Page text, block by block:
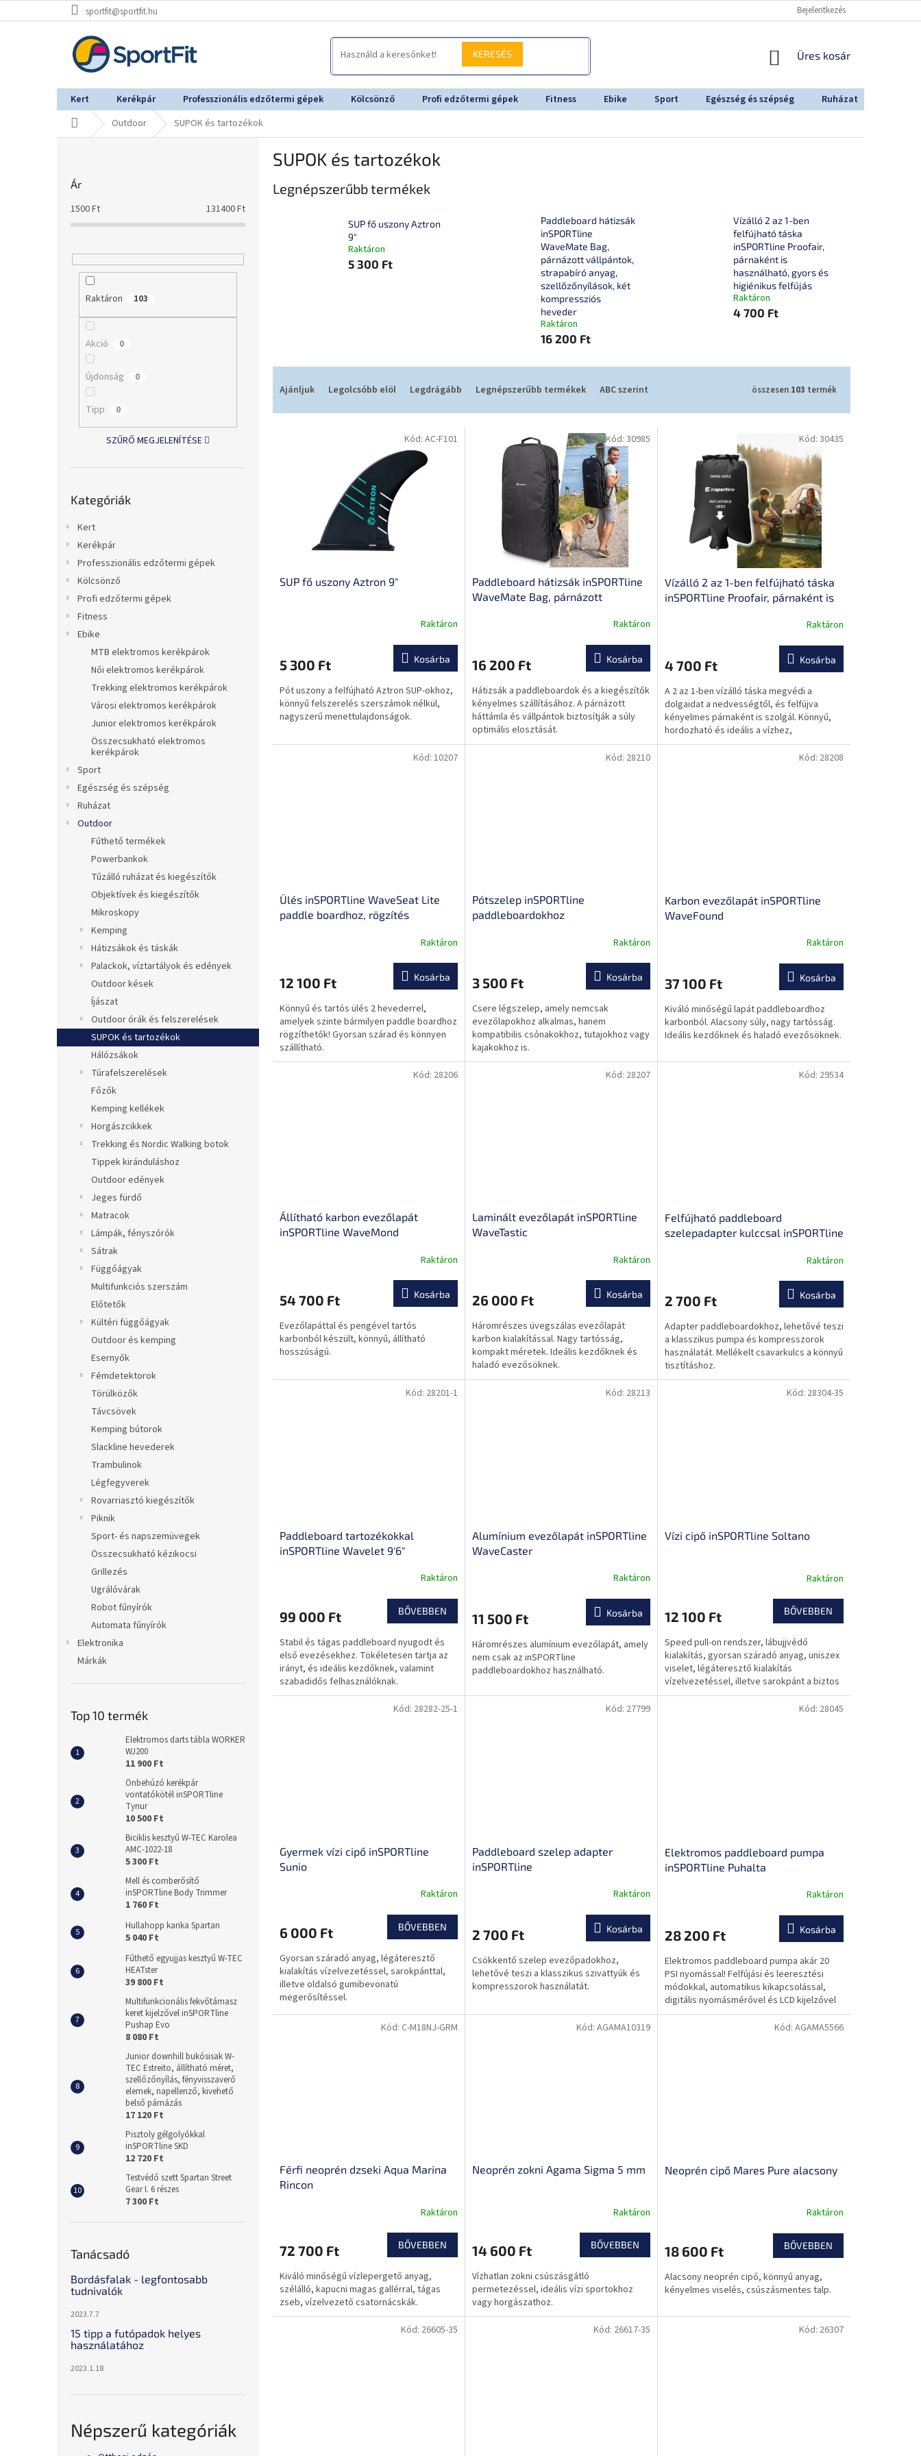
a
sportfit@sportfit.hu Bejelentkezés
KERESÉS KOSÁR
Üres kosár
Kert Kerékpár Professzionális edzőtermi gépek Kölcsönző Profi edzőtermi gépek Fitness Ebike Sport Egészség és szépség Ruházat
KezdőlapOutdoor SUPOK és tartozékok
Ár
1500Ft 131400Ft
Raktáron 103
Akció 0
Újdonság 0
Tipp 0
SZŰRŐ MEGJELENÍTÉSE
átugrása
Kategóriák
Kert
Kerékpár
Professzionális edzőtermi gépek
Kölcsönző
Profi edzőtermi gépek
Fitness
Ebike
MTB elektromos kerékpárok
Női elektromos kerékpárok
Trekking elektromos kerékpárok
Városi elektromos kerékpárok
Junior elektromos kerékpárok
Összecsukható elektromos
kerékpárok
Sport
Egészség és szépség
Ruházat
Outdoor
Fűthető termékek
Powerbankok
Tűzálló ruházat és kiegészítők
Objektívek és kiegészítők
Mikroskopy
Kemping
Hátizsákok és táskák
Palackok, víztartályok és edények
Outdoor kések
Íjászat
Outdoor órák és felszerelések
SUPOK és tartozékok
Hálózsákok
Túrafelszerelések
Főzők
Kemping kellékek
Horgászcikkek
Trekking és Nordic Walking botok
Tippek kiránduláshoz
Outdoor edények
Jeges fürdő
Matracok
Lámpák, fényszórók
Sátrak
Függőágyak
Multifunkciós szerszám
Előtetők
Kültéri függőágyak
Outdoor és kemping
Esernyők
Fémdetektorok
Törülközők
Távcsövek
Kemping bútorok
Slackline hevederek
Trambulinok
Légfegyverek
Rovarriasztó kiegészítők
Piknik
Sport- és napszemüvegek
Összecsukható kézikocsi
Grillezés
Ugrálóvárak
Robot fűnyírók
Automata fűnyírók
Elektronika
Márkák
Top 10 termék
Elektromos darts tábla WORKER
WJ200
11 900 Ft
Önbehúzó kerékpár
vontatókötél inSPORTline
Tynur
10 500 Ft
Biciklis kesztyű W-TEC Karolea
AMC-1022-18
5 300 Ft
Mell és comberősítő
inSPORTline Body Trimmer
1 760 Ft
Hullahopp karika Spartan
5 040 Ft
Fűthető egyujjas kesztyű W-TEC
HEATster
39 800 Ft
Multifunkcionális fekvőtámasz
keret kijelzővel inSPORTline
Pushap Evo
8 080 Ft
Junior downhill bukósisak W-
TEC Estreito, állítható méret,
szellőzőnyílás, fényvisszaverő
elemek, napellenző, kivehető
belső párnázás
17 120 Ft
Pisztoly gélgolyókkal
inSPORTline SKD
12 720 Ft
Testvédő szett Spartan Street
Gear I. 6 részes
7 300 Ft
Tanácsadó
Bordásfalak - legfontosabb
tudnivalók
2023.7.7
15 tipp a futópadok helyes
használatához
2023.1.18
Népszerű kategóriák
SUPOK és tartozékok
Legnépszerűbb termékek
SUP fő uszony Aztron
9"
Raktáron
5 300 Ft
Paddleboard hátizsák
inSPORTline
WaveMate Bag,
párnázott vállpántok,
strapabíró anyag,
szellőzőnyílások, két
kompressziós
heveder
Raktáron
16 200 Ft
Vízálló 2 az 1-ben
felfújható táska
inSPORTline Proofair,
párnaként is
használható, gyors és
higiénikus felfújás
Raktáron
4 700 Ft
Ajánljuk Legolcsóbb elöl Legdrágább Legnépszerűbb termékek ABC szerint összesen 103 termék
SUP fő uszony Aztron 9"
Raktáron
5 300 Ft Kosárba
Pót uszony a felfújható Aztron SUP-okhoz,
könnyű felszerelés szerszámok nélkül,
nagyszerű menettulajdonságok.
Kód: AC-F101
Paddleboard hátizsák inSPORTline
WaveMate Bag, párnázott
szellőzőnyílások, két kompressziós
Raktáron
16 200 Ft Kosárba
Hátizsák a paddleboardok és a kiegészítők
kényelmes szállításához. A párnázott
háttámla és vállpántok biztosítják a súly
optimális elosztását.
Kód: 30985
Vízálló 2 az 1-ben felfújható táska
inSPORTline Proofair, párnaként is
Raktáron
4 700 Ft Kosárba
A 2 az 1-ben vízálló táska megvédi a
dolgaidat a nedvességtől, és felfújva
kényelmes párnaként is szolgál. Könnyű,
hordozható és ideális a vízhez,
kempingezéshez és szabadtéri...
Kód: 30435
Ülés inSPORTline WaveSeat Lite
paddle boardhoz, rögzítés
Raktáron
12 100 Ft Kosárba
Könnyű és tartós ülés 2 hevederrel,
amelyek szinte bármilyen paddle boardhoz
rögzíthetők! Gyorsan szárad és könnyen
szállítható.
Kód: 10207
Pótszelep inSPORTline
paddleboardokhoz
Raktáron
3 500 Ft Kosárba
Csere légszelep, amely nemcsak
evezőlapokhoz alkalmas, hanem
kompatibilis csónakokhoz, tutajokhoz vagy
kajakokhoz is.
Kód: 28210
Karbon evezőlapát inSPORTline
WaveFound
értékelése
ből
0,0
csillag.
Raktáron
37 100 Ft Kosárba
Kiváló minőségű lapát paddleboardhoz
karbonból. Alacsony súly, nagy tartósság.
Ideális kezdőknek és haladó evezősöknek.
Kód: 28208
Állítható karbon evezőlapát
inSPORTline WaveMond
értékelése
ből
0,0
csillag.
Raktáron
54 700 Ft Kosárba
Evezőlapáttal és pengével tartós
karbonból készült, könnyű, állítható
hosszúságú.
Kód: 28206
Laminált evezőlapát inSPORTline
WaveTastic
Raktáron
26 000 Ft Kosárba
Háromrészes üvegszálas evezőlapát
karbon kialakítással. Nagy tartósság,
kompakt méretek. Ideális kezdőknek és
haladó evezősöknek.
Kód: 28207
Felfújható paddleboard
szelepadapter kulccsal inSPORTline
értékelése
ből
0,0
csillag.
Raktáron
2 700 Ft Kosárba
Adapter paddleboardokhoz, lehetővé teszi
a klasszikus pumpa és kompresszorok
használatát. Mellékelt csavarkulcs a könnyű
tisztításhoz.
Kód: 29534
Paddleboard tartozékokkal
inSPORTline Wavelet 9'6"
Raktáron
99 000 Ft BŐVEBBEN
Stabil és tágas paddleboard nyugodt és
első evezésekhez. Tökéletesen tartja az
irányt, és ideális kezdőknek, valamint
szabadidős felhasználóknak.
Kód: 28201-1
Alumínium evezőlapát inSPORTline
WaveCaster
értékelése
ből
0,0
csillag.
Raktáron
11 500 Ft Kosárba
Háromrészes alumínium evezőlapát, amely
nem csak az inSPORTline
paddleboardokhoz használható.
Kód: 28213
Vízi cipő inSPORTline Soltano
Raktáron
12 100 Ft BŐVEBBEN
Speed pull-on rendszer, lábujjvédő
kialakítás, gyorsan száradó anyag, uniszex
viselet, légáteresztő kialakítás
vízelvezetéssel, illetve sarokpánt a biztos
fogásért.
Kód: 28304-35
Gyermek vízi cipő inSPORTline
Sunio
Raktáron
6 000 Ft BŐVEBBEN
Gyorsan száradó anyag, légáteresztő
kialakítás vízelvezetéssel, sarokpánttal,
illetve oldalsó gumibevonatú
megerősítéssel.
Kód: 28282-25-1
Paddleboard szelep adapter
inSPORTline
értékelése
ből
0,0
csillag.
Raktáron
2 700 Ft Kosárba
Csökkentő szelep evezőpadokhoz,
lehetővé teszi a klasszikus szivattyúk és
kompresszorok használatát.
Kód: 27799
Elektromos paddleboard pumpa
inSPORTline Puhalta
értékelése
ből
0,0
csillag.
Raktáron
28 200 Ft Kosárba
Elektromos paddleboard pumpa akár 20
PSI nyomással! Felfújási és leeresztési
módokkal, automatikus kikapcsolással,
digitális nyomásmérővel és LCD kijelzővel
rendelkezik a könnyű...
Kód: 28045
Férfi neoprén dzseki Aqua Marina
Rincon
Raktáron
72 700 Ft BŐVEBBEN
Kiváló minőségű vízlepergető anyag,
szélálló, kapucni magas gallérral, tágas
zseb, vízelvezető csatornácskák.
Kód: C-M18NJ-GRM
Neoprén zokni Agama Sigma 5 mm
Raktáron
14 600 Ft BŐVEBBEN
Vízhatlan zokni csúszásgátló
permetezéssel, ideális vízi sportokhoz
vagy horgászathoz.
Kód: AGAMA10319
Neoprén cipő Mares Pure alacsony
Raktáron
18 600 Ft BŐVEBBEN
Alacsony neoprén cipő, könnyű anyag,
kényelmes viselés, csúszásmentes talp.
Kód: AGAMA5566
Kód: 26605-35 Kód: 26617-35 Kód: 26307